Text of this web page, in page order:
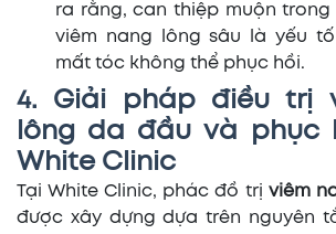
ra rằng, can thiệp muộn
viêm nang lông sâu là yếu
mất tóc không thể phục hồi.
4. Giải pháp điều trị
lông da đầu và phục
White Clinic
Tại White Clinic, phác đồ trị viêm
được xây dựng dựa trên nguyên